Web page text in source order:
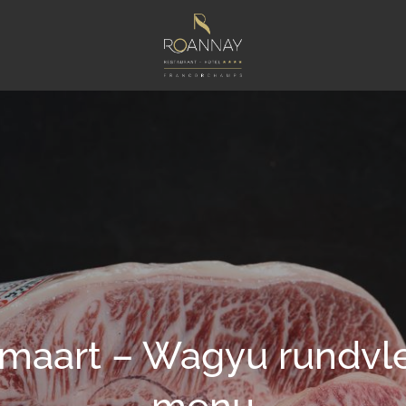
– Wagyu